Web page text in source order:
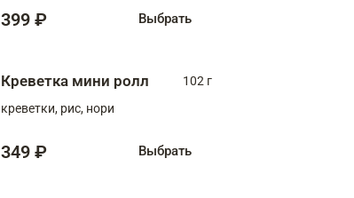
399 ₽ Выбрать
Креветка мини ролл
102 г
креветки, рис, нори
349 ₽ Выбрать